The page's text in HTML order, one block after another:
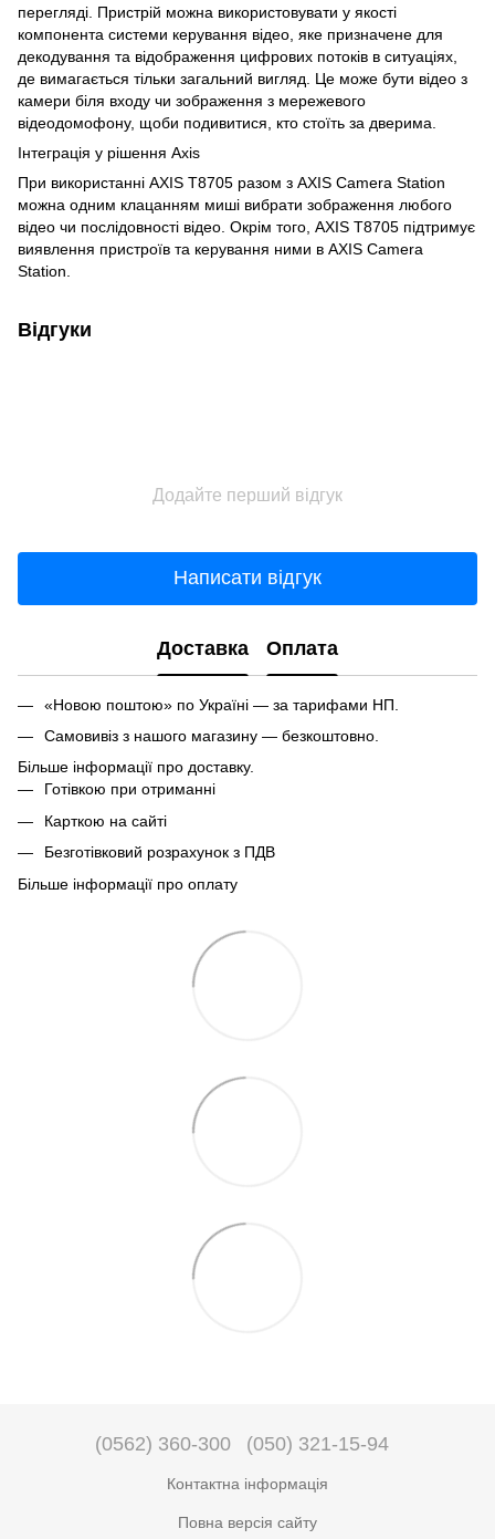
перегляді. Пристрій можна використовувати у якості
компонента системи керування відео, яке призначене для
декодування та відображення цифрових потоків в ситуаціях,
де вимагається тільки загальний вигляд. Це може бути відео з
камери біля входу чи зображення з мережевого
відеодомофону, щоби подивитися, кто стоїть за дверима.
Інтеграція у рішення Axis
При використанні AXIS T8705 разом з AXIS Camera Station
можна одним клацанням миші вибрати зображення любого
відео чи послідовності відео. Окрім того, AXIS T8705 підтримує
виявлення пристроїв та керування ними в AXIS Camera
Station.
Відгуки
Додайте перший відгук
Написати відгук
Доставка Оплата
«Новою поштою» по Україні — за тарифами НП.
Самовивіз з нашого магазину — безкоштовно.
Більше інформації про доставку.
Готівкою при отриманні
Карткою на сайті
Безготівковий розрахунок з ПДВ
Більше інформації про оплату
(0562) 360-300 (050) 321-15-94
Контактна інформація
Повна версія сайту